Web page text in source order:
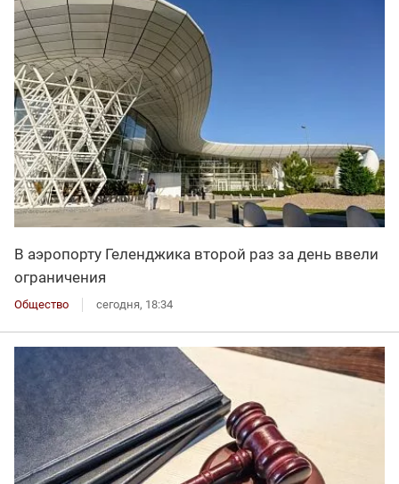
В аэропорту Геленджика второй раз за день ввели
ограничения
Общество сегодня, 18:34